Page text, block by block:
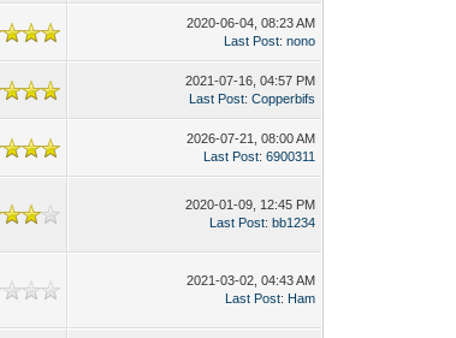
2020-06-04, 08:23 AM
Last Post:nono
2021-07-16, 04:57 PM
Last Post:Copperbifs
2026-07-21, 08:00 AM
Last Post:6900311
2020-01-09, 12:45 PM
Last Post:bb1234
2021-03-02, 04:43 AM
Last Post: Ham